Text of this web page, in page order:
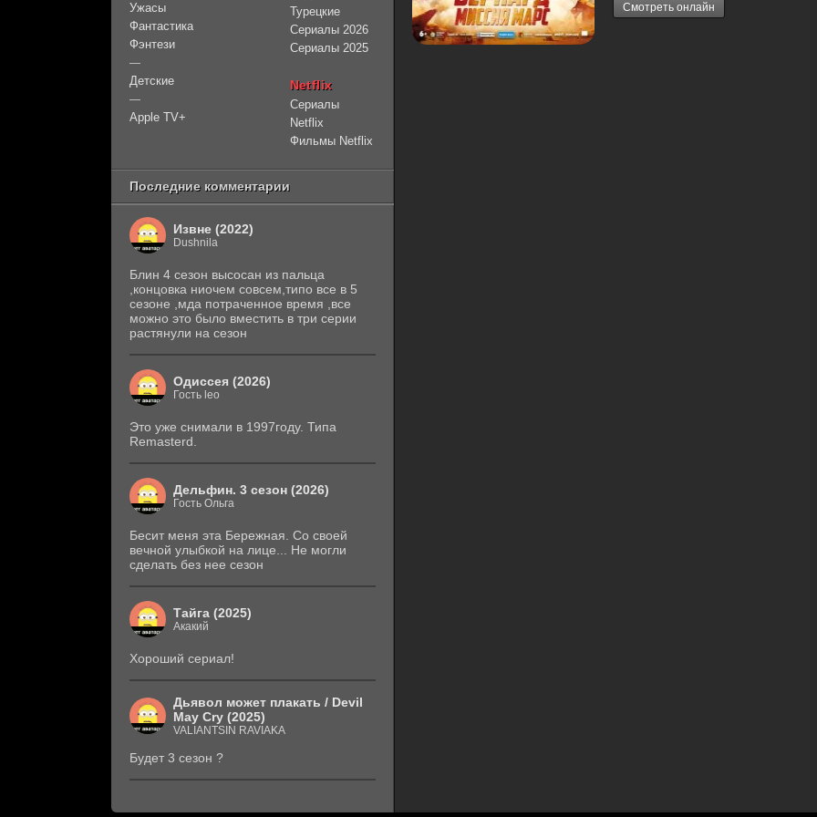
Смотреть онлайн
Ужасы
Фантастика
Фэнтези
—
Детские
—
Apple TV+
Турецкие
Сериалы 2026
Сериалы 2025
Netflix
Сериалы
Netflix
Фильмы Netflix
Последние комментарии
Извне (2022)
Dushnila
Блин 4 сезон высосан из пальца
,концовка ниочем совсем,типо все в 5
сезоне ,мда потраченное время ,все
можно это было вместить в три серии
растянули на сезон
Одиссея (2026)
Гость leo
Это уже снимали в 1997году. Типа
Remasterd.
Дельфин. 3 сезон (2026)
Гость Ольга
Бесит меня эта Бережная. Со своей
вечной улыбкой на лице... Не могли
сделать без нее сезон
Тайга (2025)
Акакий
Хороший сериал!
Дьявол может плакать / Devil
May Cry (2025)
VALIANTSIN RAVIAKA
Будет 3 сезон ?